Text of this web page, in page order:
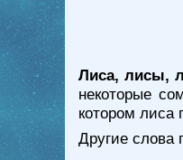
Лиса, лисы,
некоторые
котором лиса
Другие слова